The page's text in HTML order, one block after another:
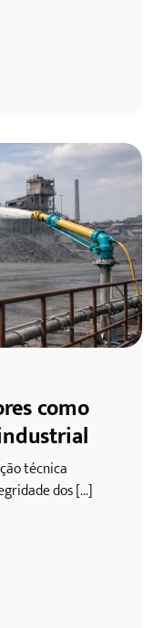
como
técnica
dos [...]